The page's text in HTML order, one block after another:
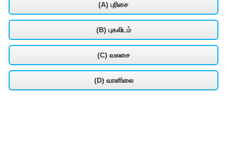
(A) புரிசை
(B) புகலிடம்
(C) வலசை
(D) வானிலை